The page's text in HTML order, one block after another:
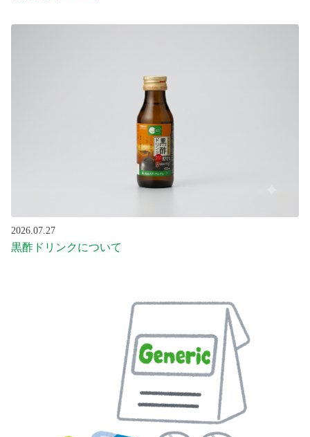
2026.07.27
黒酢ドリンクについて